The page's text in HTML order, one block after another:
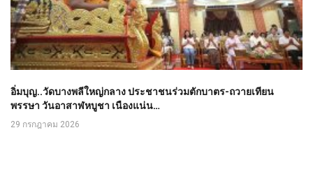
อิ่มบุญ..วัดบางพลีใหญ่กลาง ประชาชนร่วมตักบาตร-ถวายเทียน
พรรษา วันอาสาฬหบูชา เนืองแน่น…
29 กรกฎาคม 2026